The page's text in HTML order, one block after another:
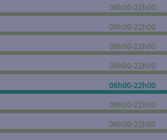
06h00-22h00
06h00-22h00
06h00-22h00
06h00-22h00
06h00-22h00
06h00-22h00
06h00-22h00